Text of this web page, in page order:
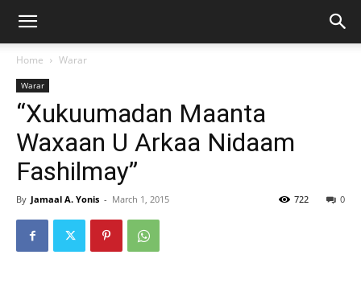
Home Warar
Warar
“Xukuumadan Maanta
Waxaan U Arkaa Nidaam
Fashilmay”
By Jamaal A. Yonis - March 1, 2015 0
722